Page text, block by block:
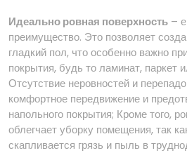
Идеально ровная поверхность –
преимущество. Это позволяет
гладкий пол, что особенно важно
покрытия, будь то ламинат, паркет
Отсутствие неровностей и
комфортное передвижение и
напольного покрытия; Кроме того,
облегчает уборку помещения, так
скапливается грязь и пыль в